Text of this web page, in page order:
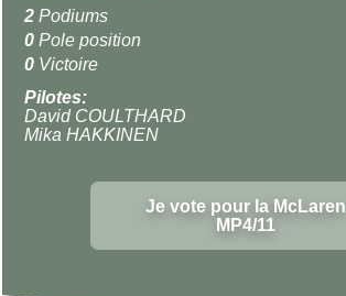
2 Podiums
0 Pole position
0 Victoire
Pilotes:
David COULTHARD
Mika HAKKINEN
Je vote pour la McLaren
MP4/11